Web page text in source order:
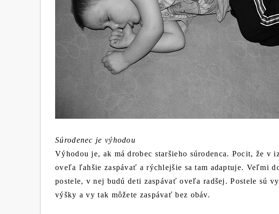
Súrodenec je výhodou
Výhodou je, ak má drobec staršieho súrodenca. Pocit, že v
oveľa ľahšie zaspávať a rýchlejšie sa tam adaptuje. Veľmi
postele, v nej budú deti zaspávať oveľa radšej. Postele sú
výšky a vy tak môžete zaspávať bez obáv.